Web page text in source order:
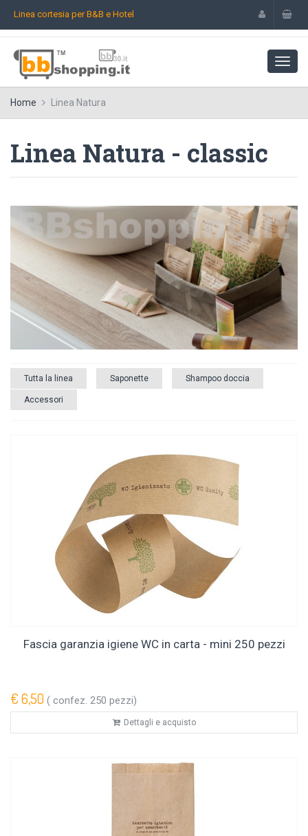
Linea cortesia per B&B e Hotel
Home Linea Natura
Linea Natura - classic
Tutta la linea Saponette Shampoo doccia
Accessori
Fascia garanzia igiene WC in carta - mini 250 pezzi
€ 6,50 ( confez. 250 pezzi)
Dettagli e acquisto